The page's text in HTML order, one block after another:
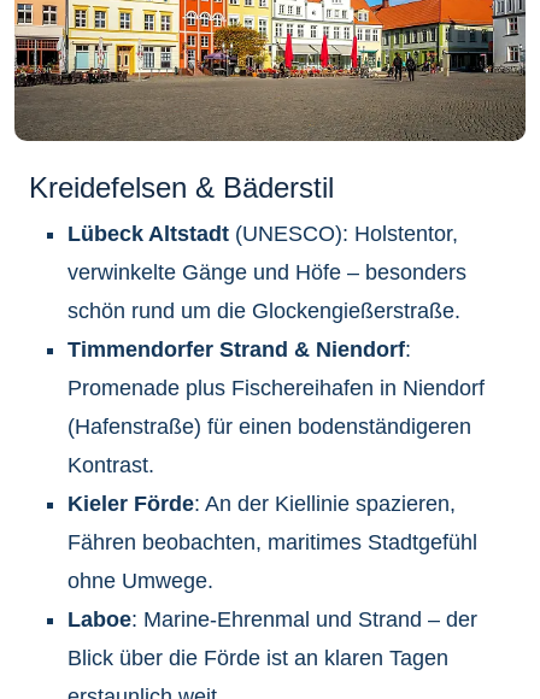
Kreidefelsen & Bäderstil
Lübeck Altstadt (UNESCO): Holstentor,
verwinkelte Gänge und Höfe – besonders
schön rund um die Glockengießerstraße.
Timmendorfer Strand & Niendorf:
Promenade plus Fischereihafen in Niendorf
(Hafenstraße) für einen bodenständigeren
Kontrast.
Kieler Förde: An der Kiellinie spazieren,
Fähren beobachten, maritimes Stadtgefühl
ohne Umwege.
Laboe: Marine-Ehrenmal und Strand – der
Blick über die Förde ist an klaren Tagen